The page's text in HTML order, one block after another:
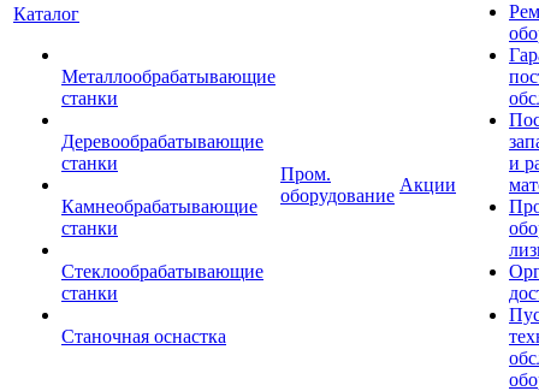
Каталог
Металлообрабатывающие
станки
Деревообрабатывающие
станки
Камнеобрабатывающие
станки
Стеклообрабатывающие
станки
Станочная оснастка
Пром.
оборудование
Акции
и